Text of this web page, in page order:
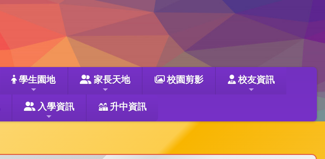
學生園地 家長天地 校園剪影 校友資訊
入學資訊 升中資訊